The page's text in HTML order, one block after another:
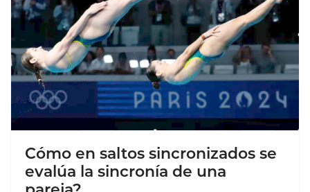
Cómo en saltos sincronizados se
evalúa la sincronía de una